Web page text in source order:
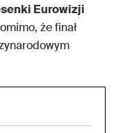
Eurowizji
że finał